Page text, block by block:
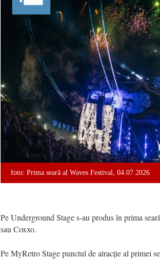
foto: Prima seară al Waves Festival, 04.07.2026
Pe Underground Stage s-au produs în prima
sau Coxxo.
Pe MyRetro Stage punctul de atracție al primei